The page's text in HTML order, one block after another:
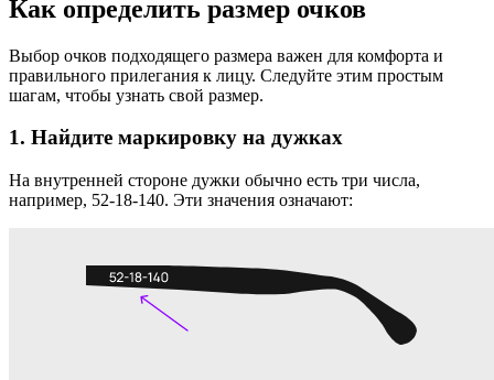
Как определить размер очков
Выбор очков подходящего размера важен для комфорта и
правильного прилегания к лицу. Следуйте этим простым
шагам, чтобы узнать свой размер.
1. Найдите маркировку на дужках
На внутренней стороне дужки обычно есть три числа,
например, 52-18-140. Эти значения означают: